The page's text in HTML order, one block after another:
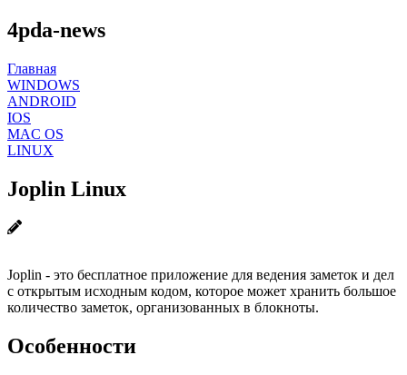
4pda-news
Главная
WINDOWS
ANDROID
IOS
MAC OS
LINUX
Joplin Linux
Joplin - это бесплатное приложение для ведения заметок и дел
с открытым исходным кодом, которое может хранить большое
количество заметок, организованных в блокноты.
Особенности